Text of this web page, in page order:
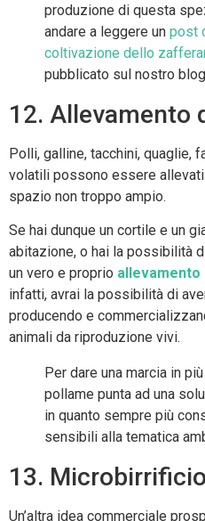
produzione di questa
andare a leggere un post
coltivazione dello
pubblicato sul nostro
12. Allevamento
Polli, galline, tacchini, quaglie,
volatili possono essere
spazio non troppo ampio.
Se hai dunque un cortile e un
abitazione, o hai la possibilità
un vero e proprio allevamento
infatti, avrai la possibilità di
producendo e
animali da riproduzione vivi.
Per dare una marcia in
pollame punta ad una
in quanto sempre più
sensibili alla tematica
13. Microbirrificio
Un’altra idea commerciale